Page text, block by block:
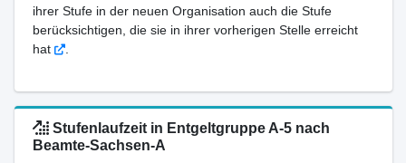
ihrer Stufe in der neuen Organisation auch die Stufe
berücksichtigen, die sie in ihrer vorherigen Stelle erreicht
hat
.
Stufenlaufzeit in Entgeltgruppe A-5 nach
Beamte-Sachsen-A